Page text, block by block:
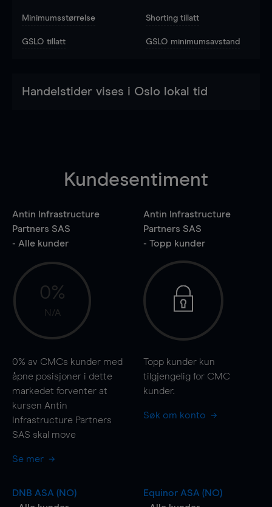
Minimumsstørrelse Shorting tillatt
GSLO tillatt GSLO minimumsavstand
Handelstider vises i Oslo lokal tid
Kundesentiment
Antin Infrastructure
Partners SAS
- Alle kunder
0%
N/A
0% av CMCs kunder med
åpne posisjoner i dette
markedet forventer at
kursen Antin
Infrastructure Partners
SAS skal move
Se mer
Antin Infrastructure
Partners SAS
- Topp kunder
Topp kunder kun
tilgjengelig for CMC
kunder.
Søk om konto
DNB ASA (NO)
Equinor ASA (NO)